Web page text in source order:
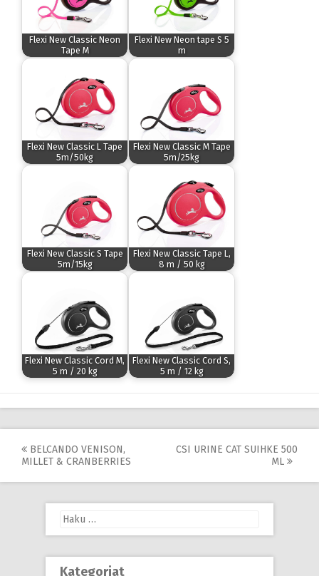
Flexi New Classic Neon
Tape M
Flexi New Neon tape S 5
m
Flexi New Classic L Tape
5m/50kg
Flexi New Classic M Tape
5m/25kg
Flexi New Classic S Tape
5m/15kg
Flexi New Classic Tape L,
8 m / 50 kg
Flexi New Classic Cord M,
5 m / 20 kg
Flexi New Classic Cord S,
5 m / 12 kg
Post
BELCANDO VENISON,
MILLET & CRANBERRIES
CSI URINE CAT SUIHKE 500
ML
Haku:
Kategoriat